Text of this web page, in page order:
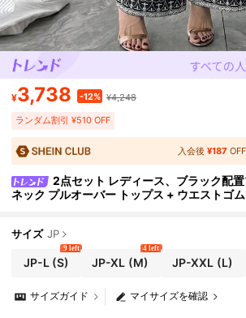
¥3,738 -12% ¥4,248
ランダム割引 ¥510 OFF
入会後 ¥187 OFF
2点セット レディース、ブラック配
ネック プルオーバー トップス + ウエストゴ
サイズ JP
JP-L(S)
9 left
JP-XL (M)
4 left
JP-XXL (L)
マイサイズを確認
サイズガイド